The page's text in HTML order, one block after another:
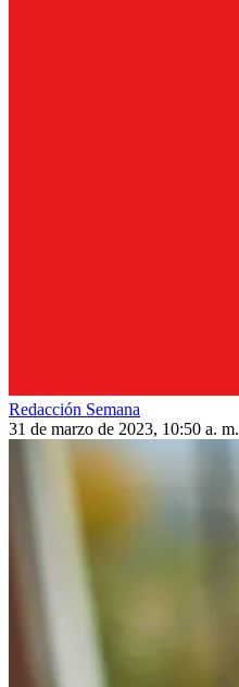
Redacción Semana
31 de marzo de 2023, 10:50 a. m.